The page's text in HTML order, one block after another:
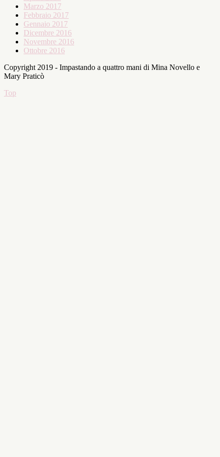
Marzo 2017
Febbraio 2017
Gennaio 2017
Dicembre 2016
Novembre 2016
Ottobre 2016
Copyright 2019 - Impastando a quattro mani di Mina Novello e
Mary Praticò
Top